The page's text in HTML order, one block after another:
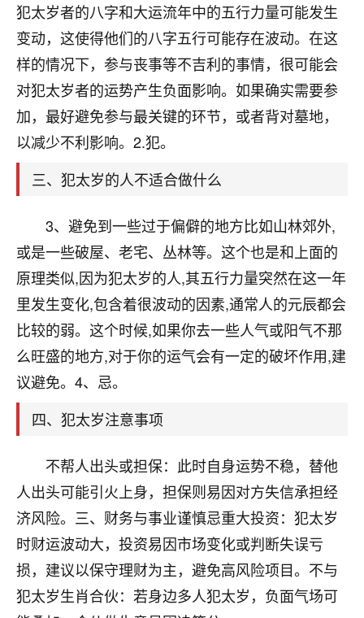
犯太岁者的八字和大运流年中的五行力量可能发生
变动，这使得他们的八字五行可能存在波动。在这
样的情况下，参与丧事等不吉利的事情，很可能会
对犯太岁者的运势产生负面影响。如果确实需要参
加，最好避免参与最关键的环节，或者背对墓地，
以减少不利影响。2.犯。
三、犯太岁的人不适合做什么
3、避免到一些过于偏僻的地方比如山林郊外,
或是一些破屋、老宅、丛林等。这个也是和上面的
原理类似,因为犯太岁的人,其五行力量突然在这一年
里发生变化,包含着很波动的因素,通常人的元辰都会
比较的弱。这个时候,如果你去一些人气或阳气不那
么旺盛的地方,对于你的运气会有一定的破坏作用,建
议避免。4、忌。
四、犯太岁注意事项
不帮人出头或担保：此时自身运势不稳，替他
人出头可能引火上身，担保则易因对方失信承担经
济风险。三、财务与事业谨慎忌重大投资：犯太岁
时财运波动大，投资易因市场变化或判断失误亏
损，建议以保守理财为主，避免高风险项目。不与
犯太岁生肖合伙：若身边多人犯太岁，负面气场可
心若莲花
我是做餐饮的，这两年，生意屡屡受挫，店开一家关
一家，要么生意不好，生意好的就出事。前些年攒的
家底快败光了，真是倒霉！我也想找人看看到底怎么
回事？
鹿森：你可以找老师看看，人有时不服命不行
太阳当空赵：我也做餐饮的，生意不算大，但
址、风水、还有开业日子，哪哪都看了，虽然
大环境不好，但是我家生意还可以，前几天又
刚找老师做了补财库，希望财运更好一点！
2小时前 来自海南
梦醒时分
我女儿高二叛逆，大半年不上学，一说她就要死要活
的，把我们两口子愁的不行，朋友给我推荐的慧来老
师，一开始我是病急乱投医，这半年来，法事一个个
做完，我女儿跟变了个人一样，不期望她能考多好的
大学，只要能安安稳稳的把书读了，身体心理都健健
鹿森：可怜天下父母心啊！
3小时前 来自河北 16
付深
我是公司人事调整，有升迁机会，但同时竞争的我们
三个，找老师的时候是抱着侥幸心理，没想到老师看